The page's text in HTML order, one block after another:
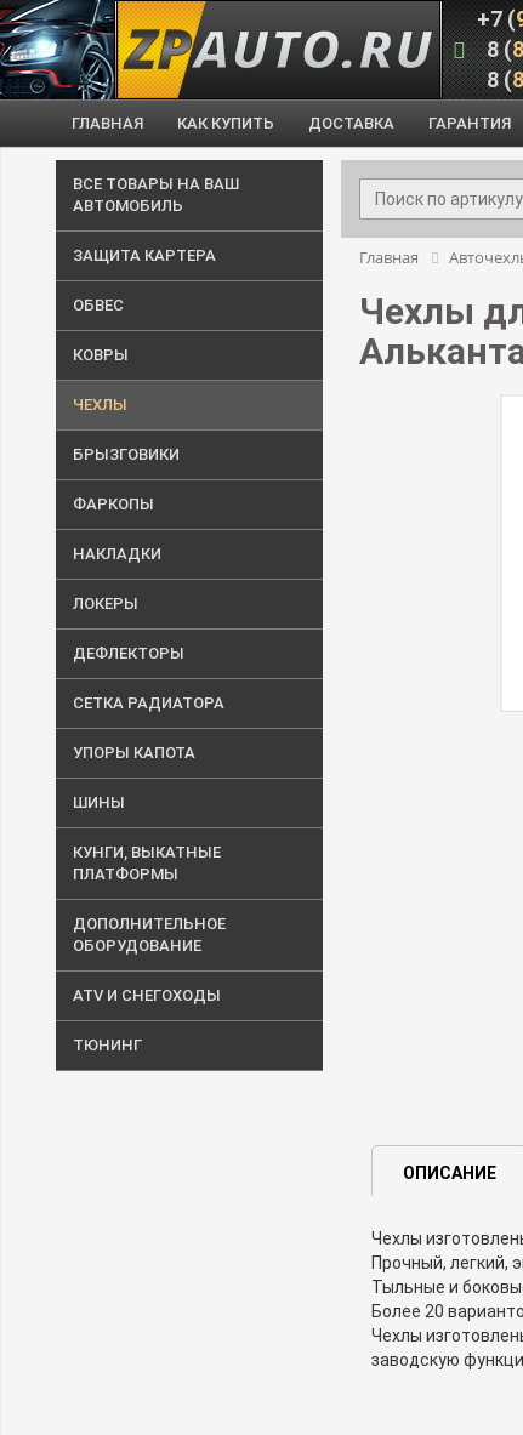
+7 (
8 (
8 (
ГЛАВНАЯ КАК КУПИТЬ ДОСТАВКА ГАРАНТИЯ
ВСЕ ТОВАРЫ НА ВАШ
АВТОМОБИЛЬ
ЗАЩИТА КАРТЕРА
ОБВЕС
КОВРЫ
ЧЕХЛЫ
БРЫЗГОВИКИ
ФАРКОПЫ
НАКЛАДКИ
ЛОКЕРЫ
ДЕФЛЕКТОРЫ
СЕТКА РАДИАТОРА
УПОРЫ КАПОТА
ШИНЫ
КУНГИ, ВЫКАТНЫЕ
ПЛАТФОРМЫ
ДОПОЛНИТЕЛЬНОЕ
ОБОРУДОВАНИЕ
ATV И СНЕГОХОДЫ
ТЮНИНГ
Главная
Чехлы
ОПИСАНИЕ
Чехлы
Прочный, легкий,
Тыльные и
Более 20
Чехлы
заводскую